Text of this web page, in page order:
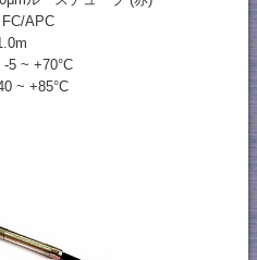
APC
5 ~ +70°C
~ +85°C